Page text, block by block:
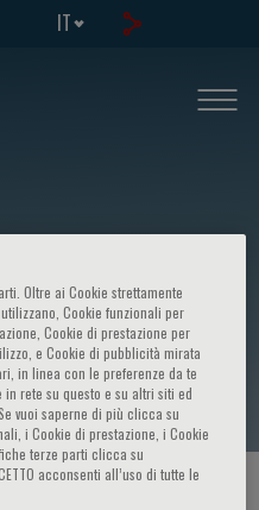
IT
Oltre ai Cookie strettamente
Cookie funzionali per
Cookie di prestazione per
e Cookie di pubblicità mirata
in linea con le preferenze da te
in rete su questo e su altri siti ed
vuoi saperne di più clicca su
i Cookie di prestazione, i Cookie
terze parti clicca su
acconsenti all’uso di tutte le